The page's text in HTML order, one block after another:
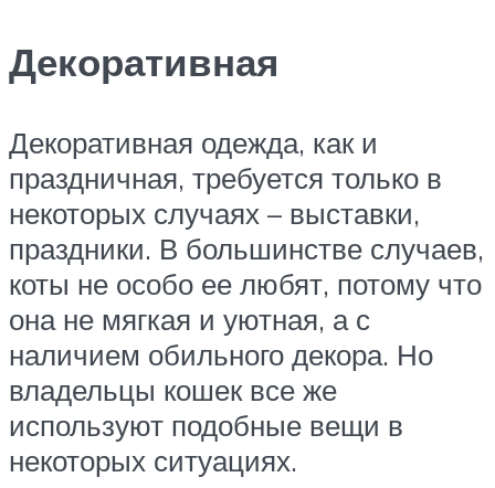
Декоративная
Декоративная одежда, как и
праздничная, требуется только в
некоторых случаях – выставки,
праздники. В большинстве случаев,
коты не особо ее любят, потому что
она не мягкая и уютная, а с
наличием обильного декора. Но
владельцы кошек все же
используют подобные вещи в
некоторых ситуациях.